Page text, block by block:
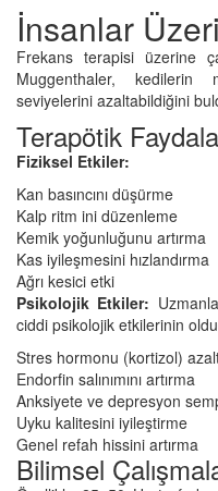
İnsanlar
Frekans terapisi üzerine
Muggenthaler, kedilerin
seviyelerini azaltabildiğini
Terapötik
Fiziksel Etkiler:
Kan basıncını düşürme
Kalp ritm ini düzenleme
Kemik yoğunluğunu artırma
Kas iyileşmesini hızlandırma
Ağrı kesici etki
Psikolojik Etkiler:
ciddi psikolojik etkilerinin
Stres hormonu (kortizol)
Endorfin salınımını artırma
Anksiyete ve depresyon
Uyku kalitesini iyileştirme
Genel refah hissini artırma
Bilimsel